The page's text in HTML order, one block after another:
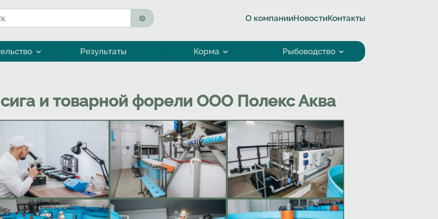
поиска О компанииНовостиКонтакты
Результаты Корма Рыбоводство
и товарной форели ООО Полекс Аква